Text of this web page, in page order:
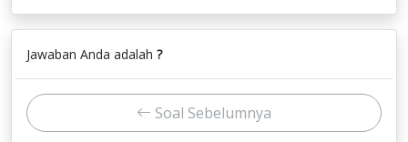
Jawaban Anda adalah ?
Soal Sebelumnya